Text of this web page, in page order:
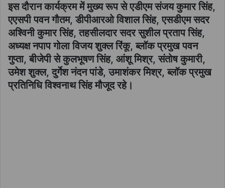
इस दौरान कार्यक्रम में मुख्य रूप से एडीएम संजय कुमार सिंह,
एएसपी पवन गौतम, डीपीआरओ विशाल सिंह, एसडीएम सदर
अश्विनी कुमार सिंह, तहसीलदार सदर सुशील प्रताप सिंह,
अध्यक्ष नपाप गोला विजय शुक्ल रिंकू, ब्लॉक प्रमुख पवन
गुप्ता, बीजेपी से कुलभूषण सिंह, आंशू मिश्र, संतोष कुमारी,
उमेश शुक्ल, दुर्गेश नंदन पांडे, उमाशंकर मिश्र, ब्लॉक प्रमुख
प्रतिनिधि विश्वनाथ सिंह मौजूद रहे।